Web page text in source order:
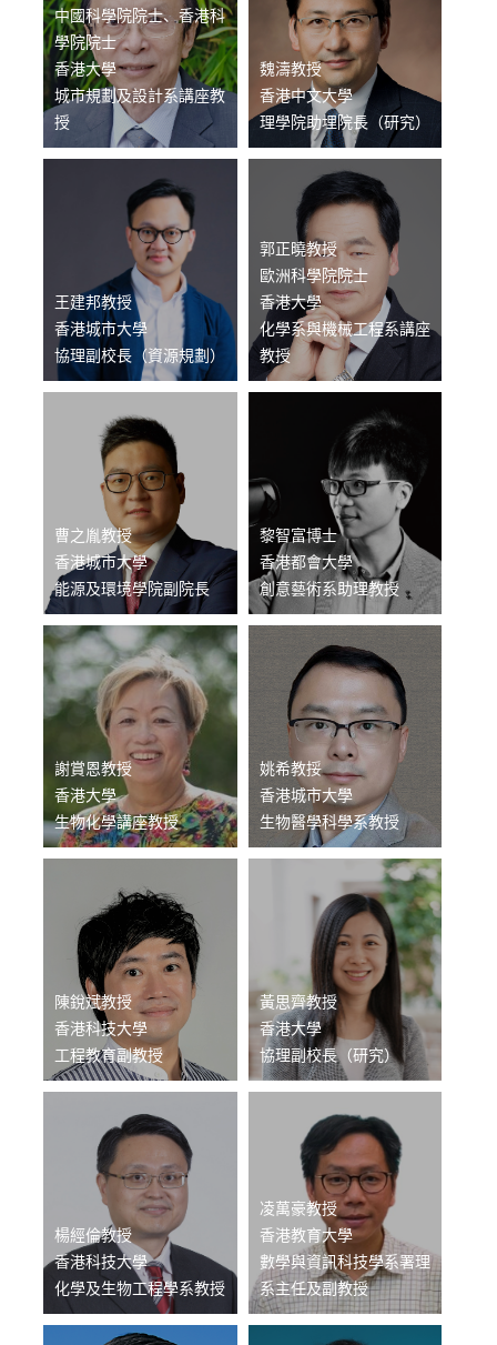
中國科學院院士、香港科
學院院士
香港大學
城市規劃及設計系講座教
授
魏濤教授
香港中文大學
理學院助埋院長（研究）
王建邦教授
香港城市大學
協理副校長（資源規劃）
郭正曉教授
歐洲科學院院士
香港大學
化學系與機械工程系講座
教授
曹之胤教授
香港城市大學
能源及環境學院副院長
黎智富博士
香港都會大學
創意藝術系助理教授
謝賞恩教授
香港大學
生物化學講座教授
姚希教挼
香港城市大學
生物醫學科學系教授
陳銳斌教授
香港科技大學
工程教育副教授
黃思齊教授
香港大學
協理副校長（研究）
楊經倫教授
香港科技大學
化學及生物工程學系教授
凌萬豪教授
香港教育大學
數學與資訊科技學系署理
系主任及副教授